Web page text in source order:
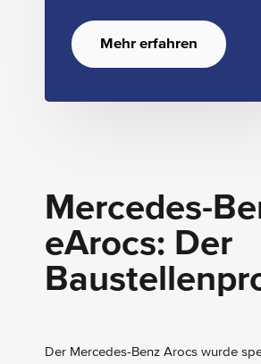
Mehr erfahren
Mercedes-
eArocs: Der
Der Mercedes-Benz Arocs wurde